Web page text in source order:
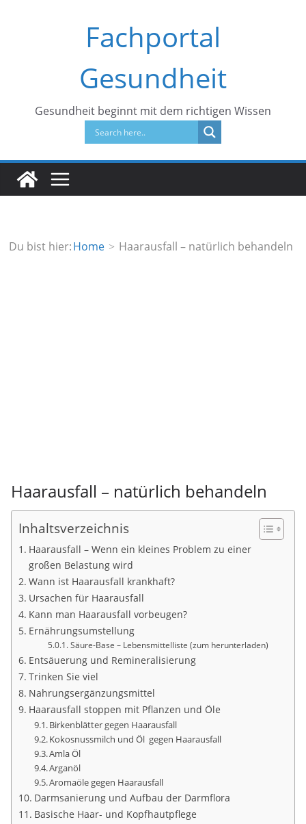
Fachportal
Gesundheit
Gesundheit beginnt mit dem richtigen Wissen
Du bist hier:Home Haarausfall – natürlich behandeln
Haarausfall – natürlich behandeln
Inhaltsverzeichnis
Haarausfall – Wenn ein kleines Problem zu einer
großen Belastung wird
Wann ist Haarausfall krankhaft?
Ursachen für Haarausfall
Kann man Haarausfall vorbeugen?
Ernährungsumstellung
Säure-Base – Lebensmittelliste (zum herunterladen)
Entsäuerung und Remineralisierung
Trinken Sie viel
Nahrungsergänzungsmittel
Haarausfall stoppen mit Pflanzen und Öle
Birkenblätter gegen Haarausfall
Kokosnussmilch und Öl gegen Haarausfall
Amla Öl
Arganöl
Aromaöle gegen Haarausfall
Darmsanierung und Aufbau der Darmflora
Basische Haar- und Kopfhautpflege